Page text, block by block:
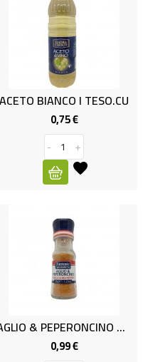
ACETO BIANCO I TESO.CU
0,75 €Prezzo
-
+
AGLIO & PEPERONCINO GR. 0.35
0,99 €Prezzo